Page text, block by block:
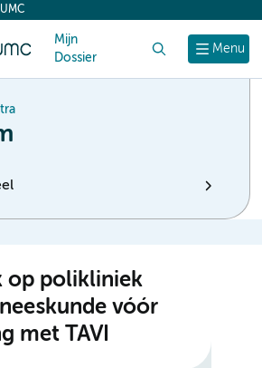
Menu
Mijn
Dossier
op polikliniek
vóór
met TAVI